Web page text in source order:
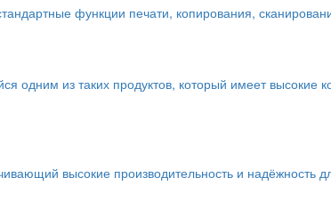
функции печати, копирования,
одним из таких продуктов, который имеет высокие
высокие производительность и надёжность